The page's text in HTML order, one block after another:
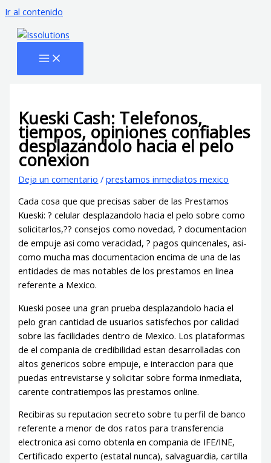
Ir al contenido
Kueski Cash: Telefonos,
tiempos, opiniones confiables
desplazandolo hacia el pelo
conexion
Deja un comentario /prestamos inmediatos mexico
Cada cosa que que precisas saber de las Prestamos
Kueski: ? celular desplazandolo hacia el pelo sobre como
solicitarlos,?? consejos como novedad, ? documentacion
de empuje asi­ como veracidad, ? pagos quincenales, asi­
como mucha mas documentacion encima de una de las
entidades de mas notables de los prestamos en linea
referente a Mexico.
Kueski posee una gran prueba desplazandolo hacia el
pelo gran cantidad de usuarios satisfechos por calidad
sobre las facilidades dentro de Mexico. Los plataformas
de el compania de credibilidad estan desarrolladas con
altos genericos sobre empuje, e interaccion para que
puedas entrevistarse y solicitar sobre forma inmediata,
carente contratiempos las prestamos online.
Recibiras su reputacion secreto sobre tu perfil de banco
referente a menor de dos ratos para transferencia
electronica asi­ como obtenla en compania de IFE/INE,
Certificado experto (estatal nunca), salvaguardia, cartilla